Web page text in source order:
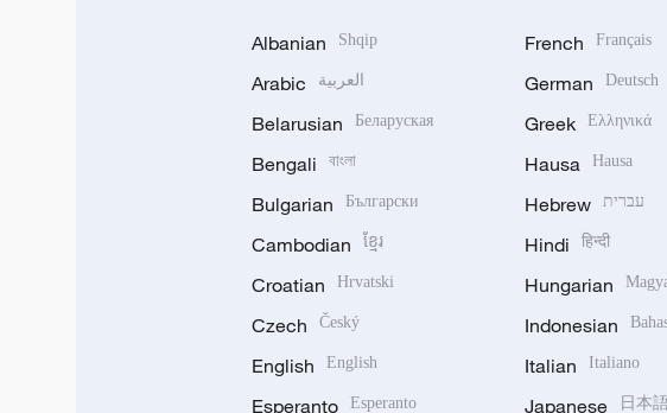
Albanian Shqip
Arabic العربية
Belarusian Беларуская
Bengali বাংলা
Bulgarian Български
Cambodian ខ្មែរ
Croatian Hrvatski
Czech Český
English English
Esperanto Esperanto
French Français
German Deutsch
Greek Ελληνικά
Hausa Hausa
Hebrew עברית
Hindi हिन्दी
Hungarian
Indonesian
Italian Italiano
Japanese 日本